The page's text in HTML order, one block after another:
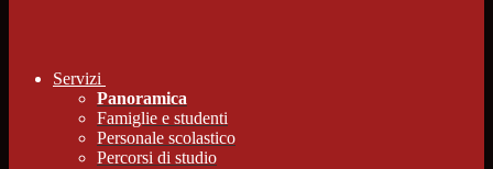
Servizi
Panoramica
Famiglie e studenti
Personale scolastico
Percorsi di studio